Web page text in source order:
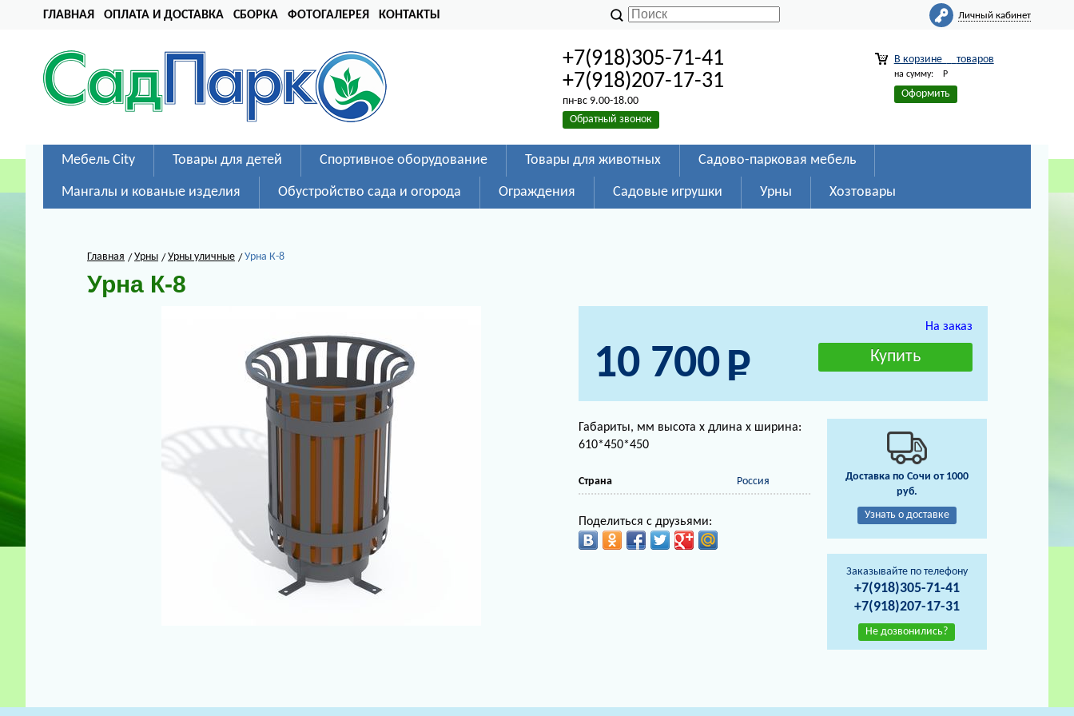
ГЛАВНАЯ ОПЛАТА И ДОСТАВКА СБОРКА ФОТОГАЛЕРЕЯ КОНТАКТЫ Личный кабинет
+7(918)305-71-41
+7(918)207-17-31
пн-вс 9.00-18.00
Обратный звонок
В корзине товаров
на сумму: Р
Оформить
Мебель City Товары для детей Спортивное оборудование Товары для животных Садово-парковая мебель
Мангалы и кованые изделия Обустройство сада и огорода Ограждения Садовые игрушки Урны Хозтовары
Главная Урны Урны уличные Урна К-8
Урна К-8
На заказ
10 700
Габариты, мм высота х длина х ширина:
610*450*450
Страна Россия
Поделиться с друзьями:
Доставка по Сочи от 1000
руб.
Узнать о доставке
Заказывайте по телефону
+7(918)305-71-41
+7(918)207-17-31
Не дозвонились?